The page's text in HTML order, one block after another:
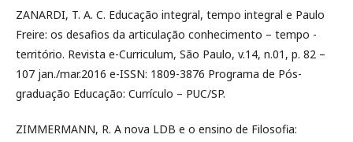
ZANARDI, T. A. C. Educação integral, tempo integral e Paulo
Freire: os desafios da articulação conhecimento – tempo -
território. Revista e-Curriculum, São Paulo, v.14, n.01, p. 82 –
107 jan./mar.2016 e-ISSN: 1809-3876 Programa de Pós-
graduação Educação: Currículo – PUC/SP.
ZIMMERMANN, R. A nova LDB e o ensino de Filosofia: